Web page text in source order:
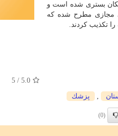
بستری شده است و
مجازی مطرح شده كه
تكذیب كردند.
5.0
/ 5
پزشك
(0)